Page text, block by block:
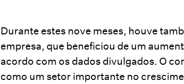
Durante estes nove meses, houve
empresa, que beneficiou de um
acordo com os dados divulgados. O
como um setor importante no